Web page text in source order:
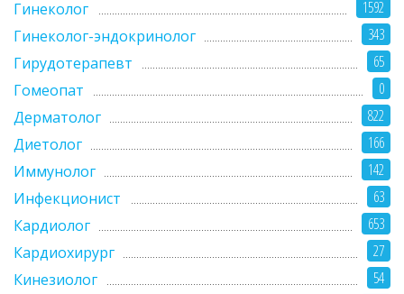
1592
Гинеколог
343
Гинеколог-эндокринолог
65
Гирудотерапевт
0
Гомеопат
822
Дерматолог
166
Диетолог
142
Иммунолог
63
Инфекционист
653
Кардиолог
27
Кардиохирург
54
Кинезиолог